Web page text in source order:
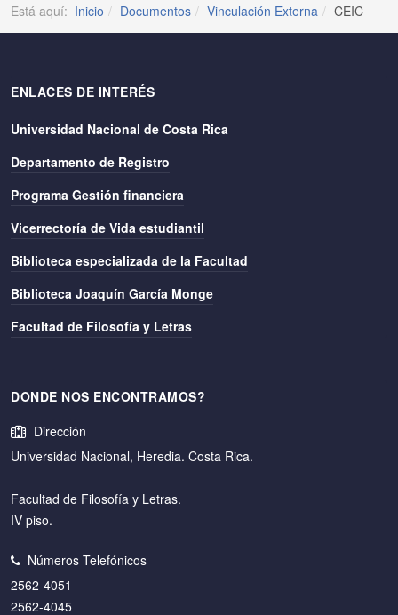
Está aquí: Inicio Documentos Vinculación Externa CEIC
ENLACES DE INTERÉS
Universidad Nacional de Costa Rica
Departamento de Registro
Programa Gestión financiera
Vicerrectoría de Vida estudiantil
Biblioteca especializada de la Facultad
Biblioteca Joaquín García Monge
Facultad de Filosofía y Letras
DONDE NOS ENCONTRAMOS?
Dirección
Universidad Nacional, Heredia. Costa Rica.
Facultad de Filosofía y Letras.
IV piso.
Números Telefónicos
2562-4051
2562-4045